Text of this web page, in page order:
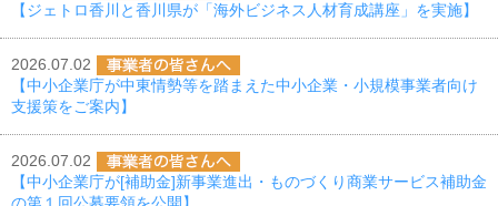
【ジェトロ香川と香川県が「海外ビジネス人材育成講座」を実施】
2026.07.02
【中小企業庁が中東情勢等を踏まえた中小企業・小規模事業者向け
支援策をご案内】
2026.07.02
【中小企業庁が[補助金]新事業進出・ものづくり商業サービス補助金